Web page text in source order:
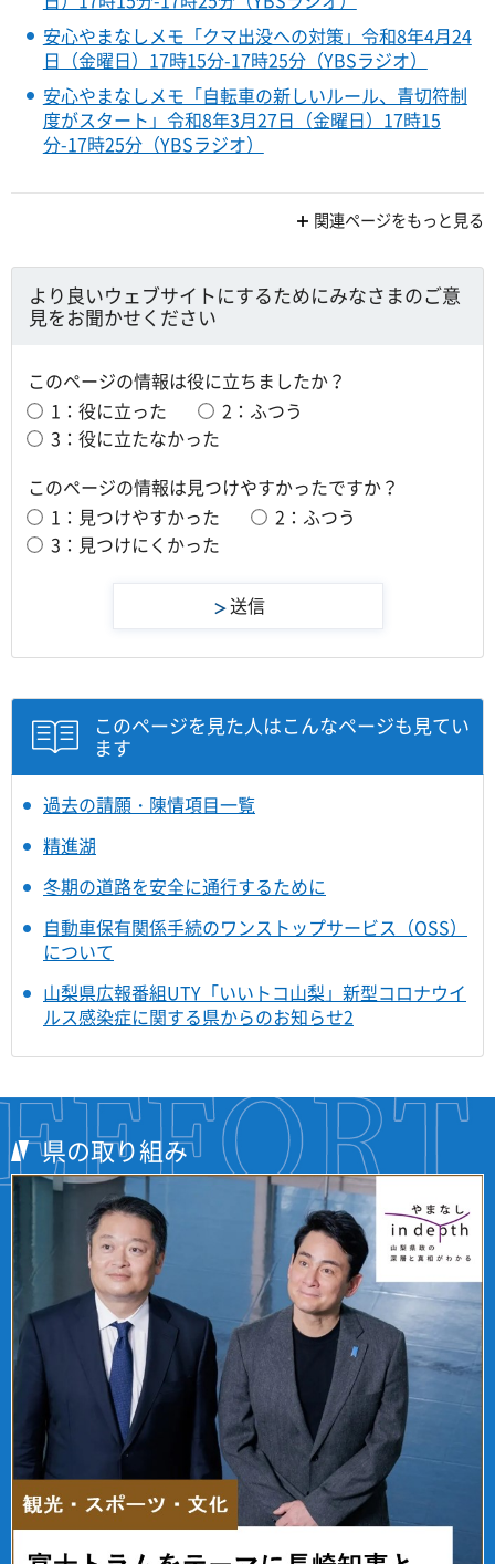
安心やまなしメモ「クマ出没への対策」令和8年4月24
日（金曜日）17時15分-17時25分（YBSラジオ）
安心やまなしメモ「自転車の新しいルール、青切符制
度がスタート」令和8年3月27日（金曜日）17時15
分-17時25分（YBSラジオ）
関連ページをもっと見る
より良いウェブサイトにするためにみなさまのご意
見をお聞かせください
このページの情報は役に立ちましたか？
1：役に立った
2：ふつう
3：役に立たなかった
このページの情報は見つけやすかったですか？
1：見つけやすかった
2：ふつう
3：見つけにくかった
このページを見た人はこんなページも見てい
ます
過去の請願・陳情項目一覧
精進湖
冬期の道路を安全に通行するために
自動車保有関係手続のワンストップサービス（OSS）
について
山梨県広報番組UTY「いいトコ山梨」新型コロナウイ
ルス感染症に関する県からのお知らせ2
県の取り組み